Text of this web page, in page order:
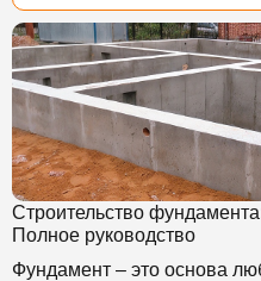
Строительство
Полное руководство
Фундамент – это основа